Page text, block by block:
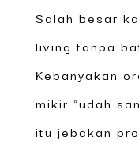
Salah besar
living tanpa
Kebanyakan
mikir “udah
itu jebakan